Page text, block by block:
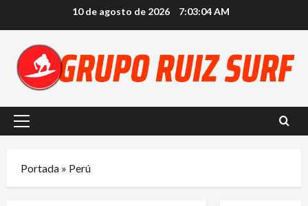
contenido
10 de agosto de 2026 7:03:04 AM
Menú
Portada » Perú